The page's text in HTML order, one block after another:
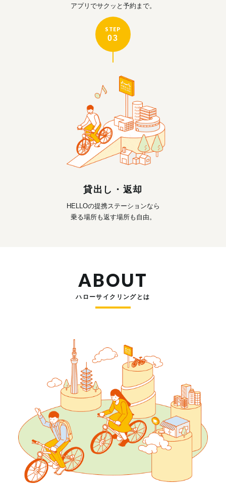
アプリでサクッと予約まで。
STEP
03
貸出し・返却
HELLOの提携ステーションなら
乗る場所も返す場所も自由。
ABOUT
ハローサイクリングとは